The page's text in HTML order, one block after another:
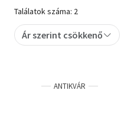
Művészet
Szakkönyv
Tankönyv, segédkönyv
Találatok száma: 2
Ár szerint csökkenő
ANTIKVÁR